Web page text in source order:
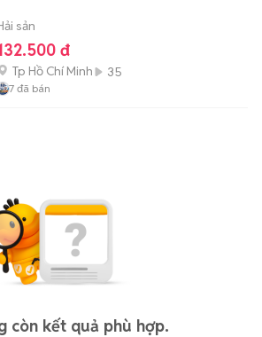
sản
đ
Tp Hồ Chí Minh 35
7 đã bán
còn kết quả phù hợp.